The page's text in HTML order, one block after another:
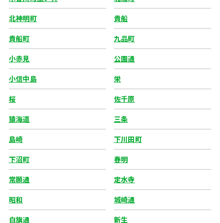
北神明町 貴船
貴船町 九品町
小赤見 公園通
小信中島 栄
桜 佐千原
猿海道 三条
島崎 下川田町
下沼町 春明
常願通 定水寺
昭和 城崎通
白旗通 新生